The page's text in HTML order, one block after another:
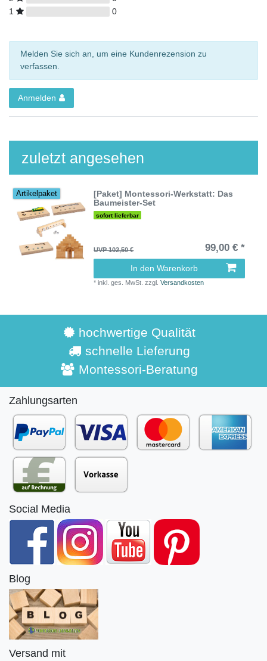
1
0
Melden Sie sich an, um eine Kundenrezension zu
verfassen.
Anmelden
zuletzt angesehen
Artikelpaket
[Paket] Montessori-Werkstatt: Das
Baumeister-Set
sofort lieferbar
UVP 102,50 € 99,00 € *
In den Warenkorb
*inkl. ges. MwSt. zzgl.Versandkosten
hochwertige Qualität
schnelle Lieferung
Montessori-Beratung
Zahlungsarten
Social Media
Blog
Versand mit